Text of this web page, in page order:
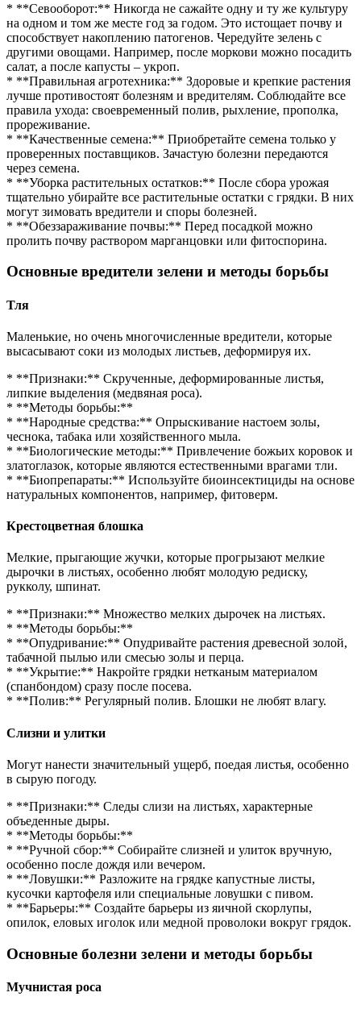
* **Севооборот:** Никогда не сажайте одну и ту же культуру
на одном и том же месте год за годом. Это истощает почву и
способствует накоплению патогенов. Чередуйте зелень с
другими овощами. Например, после моркови можно посадить
салат, а после капусты – укроп.
* **Правильная агротехника:** Здоровые и крепкие растения
лучше противостоят болезням и вредителям. Соблюдайте все
правила ухода: своевременный полив, рыхление, прополка,
прореживание.
* **Качественные семена:** Приобретайте семена только у
проверенных поставщиков. Зачастую болезни передаются
через семена.
* **Уборка растительных остатков:** После сбора урожая
тщательно убирайте все растительные остатки с грядки. В них
могут зимовать вредители и споры болезней.
* **Обеззараживание почвы:** Перед посадкой можно
пролить почву раствором марганцовки или фитоспорина.
Основные вредители зелени и методы борьбы
Тля
Маленькие, но очень многочисленные вредители, которые
высасывают соки из молодых листьев, деформируя их.
* **Признаки:** Скрученные, деформированные листья,
липкие выделения (медвяная роса).
* **Методы борьбы:**
* **Народные средства:** Опрыскивание настоем золы,
чеснока, табака или хозяйственного мыла.
* **Биологические методы:** Привлечение божьих коровок и
златоглазок, которые являются естественными врагами тли.
* **Биопрепараты:** Используйте биоинсектициды на основе
натуральных компонентов, например, фитоверм.
Крестоцветная блошка
Мелкие, прыгающие жучки, которые прогрызают мелкие
дырочки в листьях, особенно любят молодую редиску,
рукколу, шпинат.
* **Признаки:** Множество мелких дырочек на листьях.
* **Методы борьбы:**
* **Опудривание:** Опудривайте растения древесной золой,
табачной пылью или смесью золы и перца.
* **Укрытие:** Накройте грядки нетканым материалом
(спанбондом) сразу после посева.
* **Полив:** Регулярный полив. Блошки не любят влагу.
Слизни и улитки
Могут нанести значительный ущерб, поедая листья, особенно
в сырую погоду.
* **Признаки:** Следы слизи на листьях, характерные
объеденные дыры.
* **Методы борьбы:**
* **Ручной сбор:** Собирайте слизней и улиток вручную,
особенно после дождя или вечером.
* **Ловушки:** Разложите на грядке капустные листы,
кусочки картофеля или специальные ловушки с пивом.
* **Барьеры:** Создайте барьеры из яичной скорлупы,
опилок, еловых иголок или медной проволоки вокруг грядок.
Основные болезни зелени и методы борьбы
Мучнистая роса